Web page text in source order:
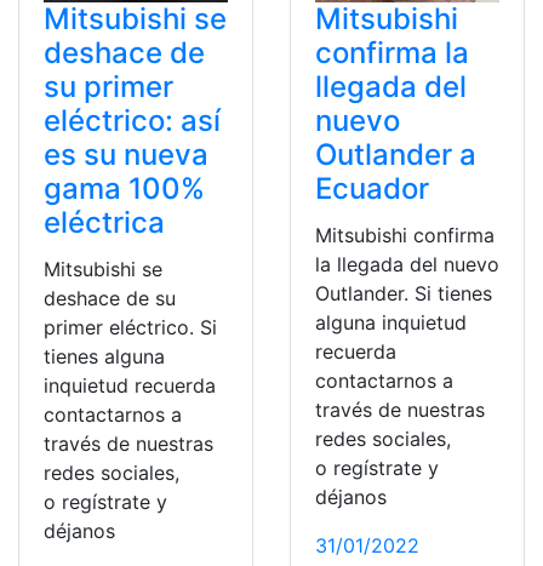
Mitsubishi se
deshace de
su primer
eléctrico: así
es su nueva
gama 100%
eléctrica
Mitsubishi se
deshace de su
primer eléctrico. Si
tienes alguna
inquietud recuerda
contactarnos a
través de nuestras
redes sociales,
o regístrate y
déjanos
Mitsubishi
confirma la
llegada del
nuevo
Outlander a
Ecuador
Mitsubishi confirma
la llegada del nuevo
Outlander. Si tienes
alguna inquietud
recuerda
contactarnos a
través de nuestras
redes sociales,
o regístrate y
déjanos
31/01/2022